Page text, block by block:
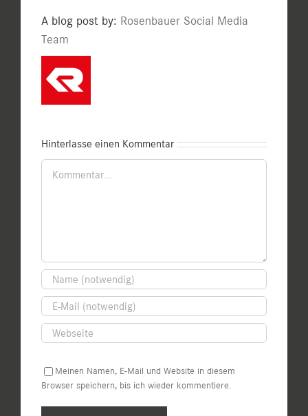
A blog post by: Rosenbauer Social Media
Team
Hinterlasse einen Kommentar
Kommentar
Meinen Namen, E-Mail und Website in diesem
Browser speichern, bis ich wieder kommentiere.